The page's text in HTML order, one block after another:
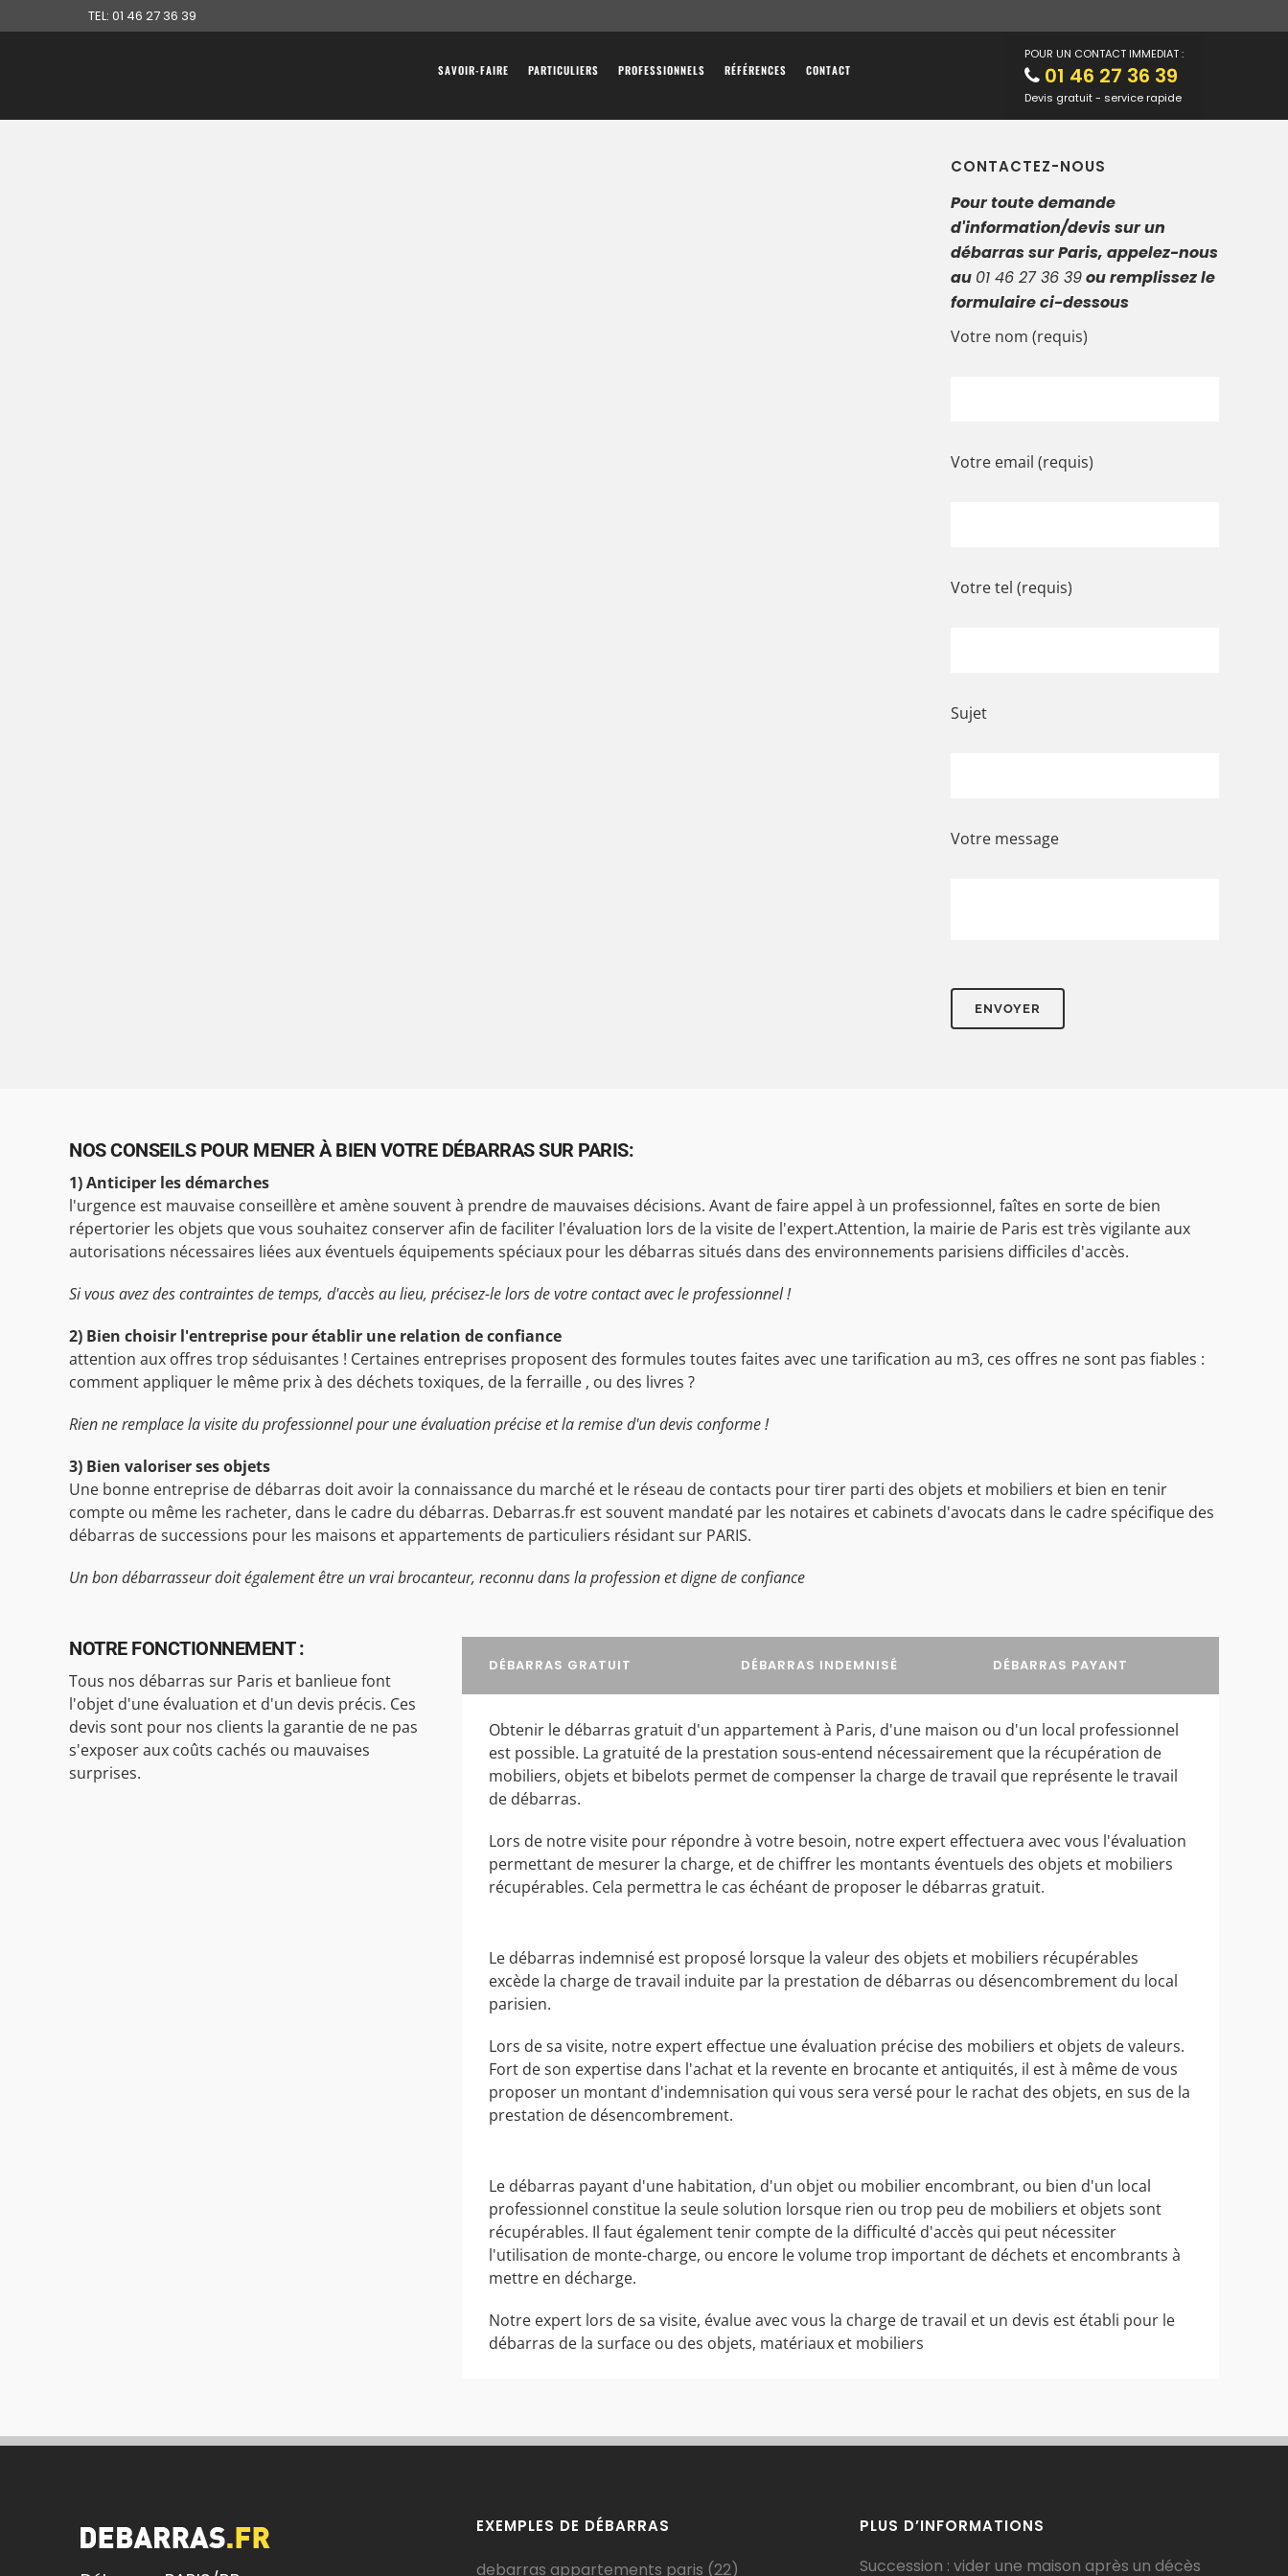
TEL: 01 46 27 36 39
POUR UN CONTACT IMMEDIAT :
01 46 27 36 39
Devis gratuit - service rapide
SAVOIR-FAIRE PARTICULIERS PROFESSIONNELS RÉFÉRENCES CONTACT
CONTACTEZ-NOUS
Pour toute demande
d'information/devis sur un
débarras sur Paris, appelez-nous
au 01 46 27 36 39ou remplissez le
formulaire ci-dessous
Votre nom (requis)
Votre email (requis)
Votre tel (requis)
Sujet
Votre message
NOS CONSEILS POUR MENER À BIEN VOTRE DÉBARRAS SUR PARIS:
1) Anticiper les démarches
l'urgence est mauvaise conseillère et amène souvent à prendre de mauvaises décisions. Avant de faire appel à un professionnel, faîtes en sorte de bien
répertorier les objets que vous souhaitez conserver afin de faciliter l'évaluation lors de la visite de l'expert.Attention, la mairie de Paris est très vigilante aux
autorisations nécessaires liées aux éventuels équipements spéciaux pour les débarras situés dans des environnements parisiens difficiles d'accès.
Si vous avez des contraintes de temps, d'accès au lieu, précisez-le lors de votre contact avec le professionnel !
2) Bien choisir l'entreprise pour établir une relation de confiance
attention aux offres trop séduisantes ! Certaines entreprises proposent des formules toutes faites avec une tarification au m3, ces offres ne sont pas fiables :
comment appliquer le même prix à des déchets toxiques, de la ferraille , ou des livres ?
Rien ne remplace la visite du professionnel pour une évaluation précise et la remise d'un devis conforme !
3) Bien valoriser ses objets
Une bonne entreprise de débarras doit avoir la connaissance du marché et le réseau de contacts pour tirer parti des objets et mobiliers et bien en tenir
compte ou même les racheter, dans le cadre du débarras. Debarras.fr est souvent mandaté par les notaires et cabinets d'avocats dans le cadre spécifique des
débarras de successions pour les maisons et appartements de particuliers résidant sur PARIS.
Un bon débarrasseur doit également être un vrai brocanteur, reconnu dans la profession et digne de confiance
NOTRE FONCTIONNEMENT :
Tous nos débarras sur Paris et banlieue font
l'objet d'une évaluation et d'un devis précis. Ces
devis sont pour nos clients la garantie de ne pas
s'exposer aux coûts cachés ou mauvaises
surprises.
DÉBARRAS GRATUIT DÉBARRAS INDEMNISÉ DÉBARRAS PAYANT
Obtenir le débarras gratuit d'un appartement à Paris, d'une maison ou d'un local professionnel
est possible. La gratuité de la prestation sous-entend nécessairement que la récupération de
mobiliers, objets et bibelots permet de compenser la charge de travail que représente le travail
de débarras.
Lors de notre visite pour répondre à votre besoin, notre expert effectuera avec vous l'évaluation
permettant de mesurer la charge, et de chiffrer les montants éventuels des objets et mobiliers
récupérables. Cela permettra le cas échéant de proposer le débarras gratuit.
Le débarras indemnisé est proposé lorsque la valeur des objets et mobiliers récupérables
excède la charge de travail induite par la prestation de débarras ou désencombrement du local
parisien.
Lors de sa visite, notre expert effectue une évaluation précise des mobiliers et objets de valeurs.
Fort de son expertise dans l'achat et la revente en brocante et antiquités, il est à même de vous
proposer un montant d'indemnisation qui vous sera versé pour le rachat des objets, en sus de la
prestation de désencombrement.
Le débarras payant d'une habitation, d'un objet ou mobilier encombrant, ou bien d'un local
professionnel constitue la seule solution lorsque rien ou trop peu de mobiliers et objets sont
récupérables. Il faut également tenir compte de la difficulté d'accès qui peut nécessiter
l'utilisation de monte-charge, ou encore le volume trop important de déchets et encombrants à
mettre en décharge.
Notre expert lors de sa visite, évalue avec vous la charge de travail et un devis est établi pour le
débarras de la surface ou des objets, matériaux et mobiliers
EXEMPLES DE DÉBARRAS
debarras appartements paris (22)
PLUS D’INFORMATIONS
Succession : vider une maison après un décès